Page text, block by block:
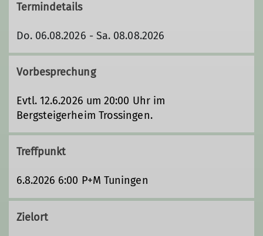
Termindetails
Do. 06.08.2026 - Sa. 08.08.2026
Vorbesprechung
Evtl. 12.6.2026 um 20:00 Uhr im
Bergsteigerheim Trossingen.
Treffpunkt
6.8.2026 6:00 P+M Tuningen
Zielort